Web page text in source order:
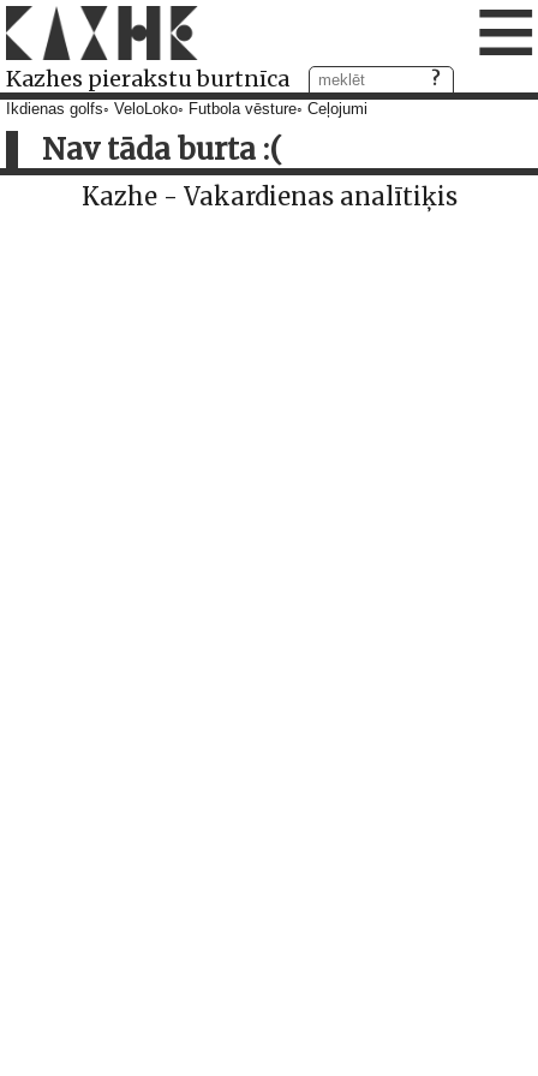
Kazhes pierakstu burtnīca ≡
Ikdienas golfs VeloLoko Futbola vēsture Ceļojumi
Nav tāda burta :(
Kazhe - Vakardienas analītiķis